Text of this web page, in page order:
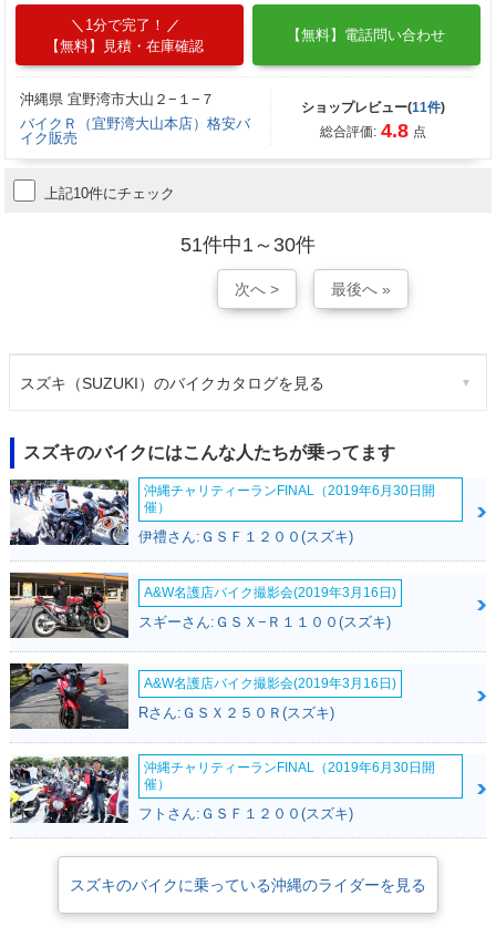
1分で完了！
【無料】見積・在庫確認
【無料】電話問い合わせ
沖縄県 宜野湾市大山２−１−７
バイクＲ（宜野湾大山本店）格安バ
イク販売
ショップレビュー(11件)
総合評価: 4.8 点
上記10件にチェック
51件中1～30件
次へ > 最後へ »
スズキ（SUZUKI）のバイクカタログを見る
スズキのバイクにはこんな人たちが乗ってます
沖縄チャリティーランFINAL（2019年6月30日開
催）
伊禮さん:ＧＳＦ１２００(スズキ)
A&W名護店バイク撮影会(2019年3月16日)
スギーさん:ＧＳＸ−Ｒ１１００(スズキ)
A&W名護店バイク撮影会(2019年3月16日)
Rさん:ＧＳＸ２５０Ｒ(スズキ)
沖縄チャリティーランFINAL（2019年6月30日開
催）
フトさん:ＧＳＦ１２００(スズキ)
スズキのバイクに乗っている沖縄のライダーを見る